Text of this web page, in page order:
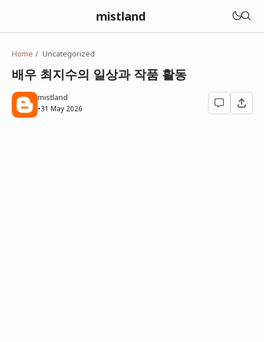
mistland
Home Uncategorized
배우 최지수의 일상과 작품 활동
mistland
•31 May 2026